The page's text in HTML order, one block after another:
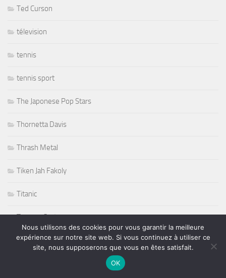
Ted Curson
télevision
tennis
tennis sport
The Japonese Pop Stars
Thornetta Davis
Thrash Metal
Tiken Jah Fakoly
Titanic
Tommy Castro
Tommy Shaw
Nous utilisons des cookies pour vous garantir la meilleure
expérience sur notre site web. Si vous continuez à utiliser ce
site, nous supposerons que vous en êtes satisfait.
OK